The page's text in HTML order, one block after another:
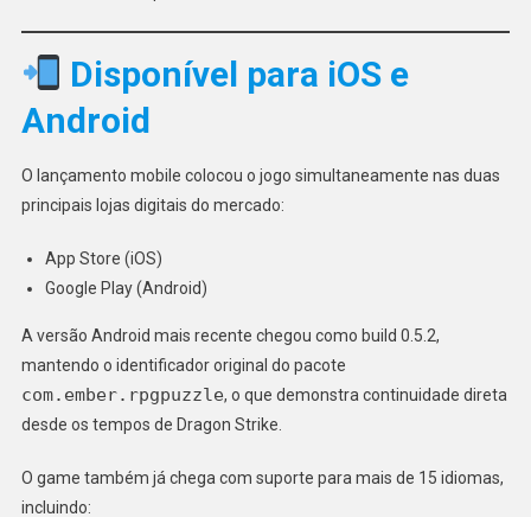
Disponível para iOS e
Android
O lançamento mobile colocou o jogo simultaneamente nas duas
principais lojas digitais do mercado:
App Store (iOS)
Google Play (Android)
A versão Android mais recente chegou como build 0.5.2,
mantendo o identificador original do pacote
com.ember.rpgpuzzle, o que demonstra continuidade direta
desde os tempos de Dragon Strike.
O game também já chega com suporte para mais de 15 idiomas,
incluindo: